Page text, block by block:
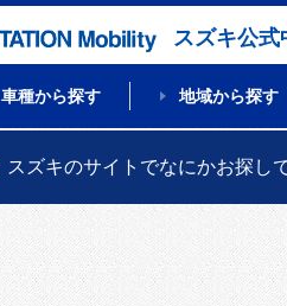
スズキ公式
車種から探す 地域から探す
スズキのサイトでなにかお探し